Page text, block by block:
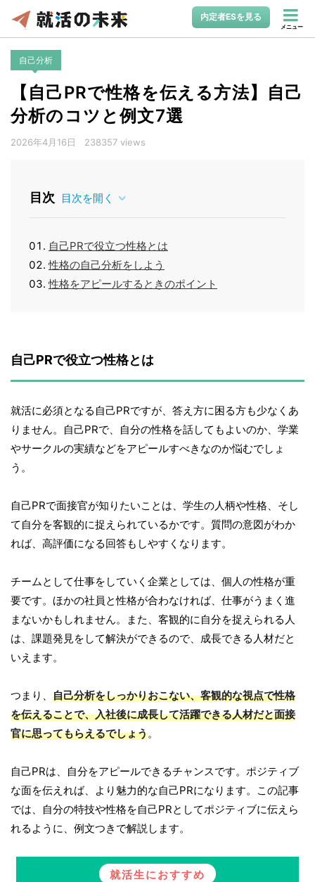
内定者ESを見る
メニュー
自己分析
【自己PRで性格を伝える方法】自己
分析のコツと例文7選
2026年4月16日 238357 views
目次 目次を開く
自己PRで役立つ性格とは
性格の自己分析をしよう
性格をアピールするときのポイント
自己PRで役立つ性格とは
就活に必須となる自己PRですが、答え方に困る方も少なくあ
りません。自己PRで、自分の性格を話してもよいのか、学業
やサークルの実績などをアピールすべきなのか悩むでしょ
う。
自己PRで面接官が知りたいことは、学生の人柄や性格、そし
て自分を客観的に捉えられているかです。質問の意図がわか
れば、高評価になる回答もしやすくなります。
チームとして仕事をしていく企業としては、個人の性格が重
要です。ほかの社員と性格が合わなければ、仕事がうまく進
まないかもしれません。また、客観的に自分を捉えられる人
は、課題発見をして解決ができるので、成長できる人材だと
いえます。
つまり、 自己分析をしっかりおこない、客観的な視点で性格
を伝えることで、入社後に成長して活躍できる人材だと面接
官に思ってもらえるでしょう。
自己PRは、自分をアピールできるチャンスです。ポジティブ
な面を伝えれば、より魅力的な自己PRになります。この記事
では、自分の特技や性格を自己PRとしてポジティブに伝えら
れるように、例文つきで解説します。
就活生におすすめ